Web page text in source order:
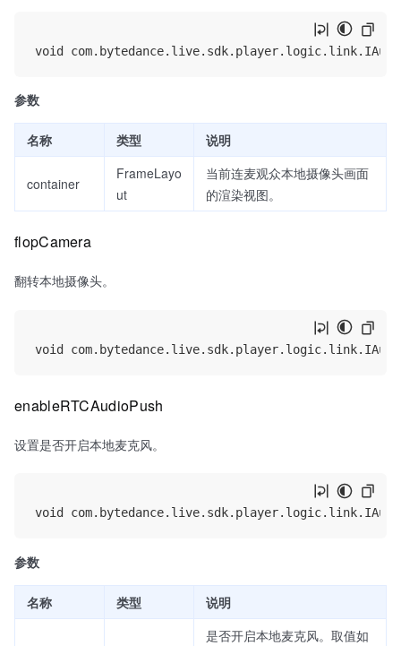
参数
名称 类型 说明
container
FrameLayo
ut
当前连麦观众本地摄像头画面
的渲染视图。
flopCamera
翻转本地摄像头。
enableRTCAudioPush
设置是否开启本地麦克风。
参数
名称 类型 说明
是否开启本地麦克风。取值如